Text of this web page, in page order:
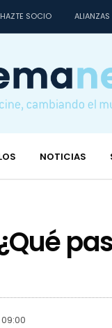
HAZTE SOCIO ALIANZAS
NOTICIAS